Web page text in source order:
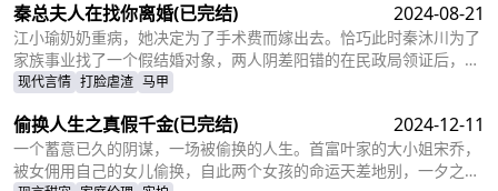
秦总夫人在找你离婚(已完结) 2024-08-21
江小瑜奶奶重病，她决定为了手术费而嫁出去。恰巧此时秦沐川为了
家族事业找了一个假结婚对象，两人阴差阳错的在民政局领证后，秦
沐川计划一年后离婚并留下电话。一年后，江小瑜在秦沐川的公司面
现代言情 打脸虐渣 马甲
偷换人生之真假千金(已完结) 2024-12-11
一个蓄意已久的阴谋，一场被偷换的人生。首富叶家的大小姐宋乔，
被女佣用自己的女儿偷换，自此两个女孩的命运天差地别，一夕之间